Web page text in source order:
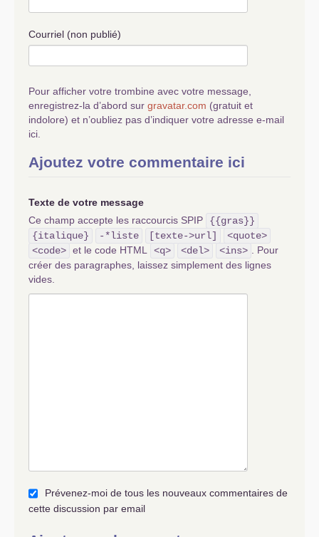
Courriel (non publié)
Pour afficher votre trombine avec votre message,
enregistrez-la d’abord sur gravatar.com (gratuit et
indolore) et n’oubliez pas d’indiquer votre adresse e-mail
ici.
Ajoutez votre commentaire ici
Texte de votre message
Ce champ accepte les raccourcis SPIP
{{gras}}
{italique}
-*liste [texte->url]
<quote>
<code> et le code HTML <q> <del> <ins>
. Pour
créer des paragraphes, laissez simplement des lignes
vides.
Prévenez-moi de tous les nouveaux commentaires de
cette discussion par email